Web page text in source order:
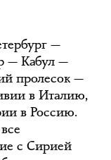
—
— Кабул —
пролесок —
в Италию,
в Россию.
с Сирией